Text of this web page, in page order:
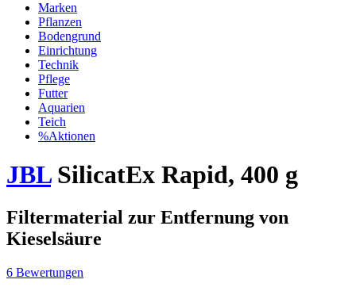
Marken
Pflanzen
Bodengrund
Einrichtung
Technik
Pflege
Futter
Aquarien
Teich
%Aktionen
JBLSilicatEx Rapid, 400 g
Filtermaterial zur Entfernung von
Kieselsäure
6 Bewertungen